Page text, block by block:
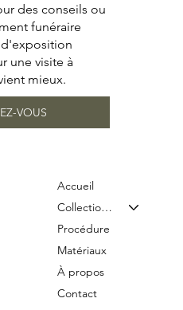
Accueil
Collection & Tarifs
Procédure
Matériaux
À propos
Contact
des conseils ou
funéraire
une visite à
mieux.
VOUS